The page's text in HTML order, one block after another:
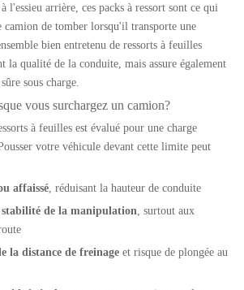
l'essieu arrière, ces packs à ressort sont ce qui
camion de tomber lorsqu'il transporte une
bien entretenu de ressorts à feuilles
la qualité de la conduite, mais assure également
sous charge.
vous surchargez un camion?
à feuilles est évalué pour une charge
votre véhicule devant cette limite peut
affaissé , réduisant la hauteur de conduite
de la manipulation , surtout aux
la distance de freinage et risque de plongée au